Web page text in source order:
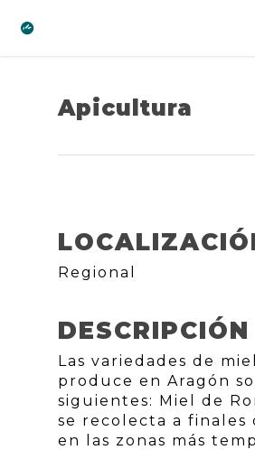
Apicultura
Regional
DESCRIPCIÓN
Las variedades de
produce en Aragón
siguientes: Miel de
se recolecta a finales
en las zonas más